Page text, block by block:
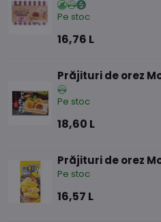
Pe stoc
16,76 L
Prăjituri de orez
Pe stoc
18,60 L
Prăjituri de orez
Pe stoc
16,57 L